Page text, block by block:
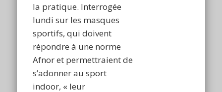
la pratique. Interrogée
lundi sur les masques
sportifs, qui doivent
répondre à une norme
Afnor et permettraient de
s’adonner au sport
indoor, « leur